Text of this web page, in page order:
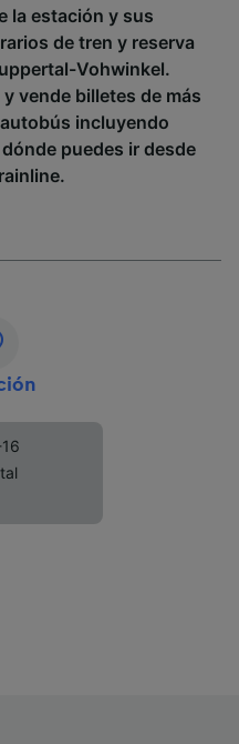
la estación y sus
de tren y reserva
Vohwinkel.
vende billetes de más
incluyendo
puedes ir desde